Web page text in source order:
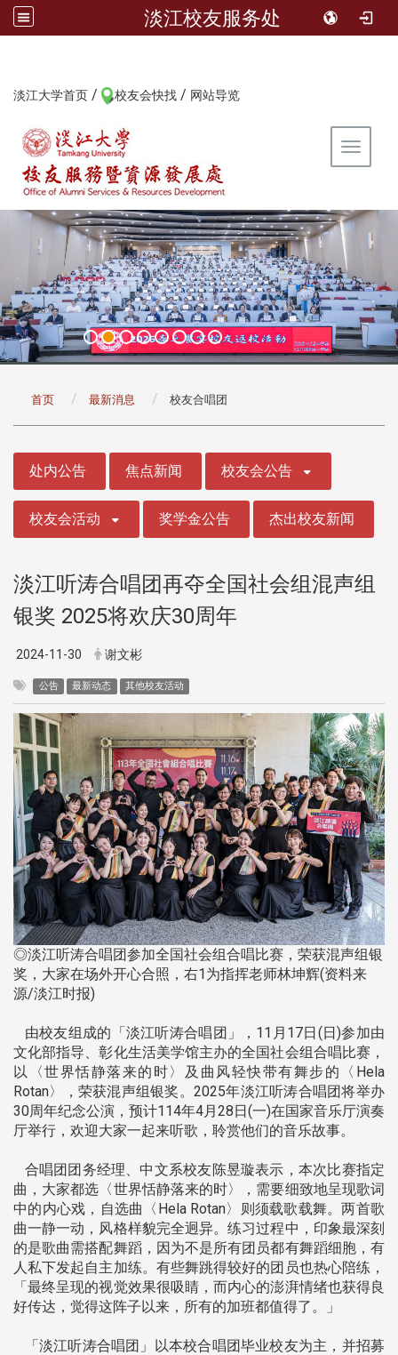
淡江校友服务处
淡江大学首页 / 校友会快找 / 网站导览
Toggle
首页 最新消息 校友合唱团
处内公告 焦点新闻 校友会公告
校友会活动 奖学金公告 杰出校友新闻
淡江听涛合唱团再夺全国社会组混声组
银奖 2025将欢庆30周年
2024-11-30 谢文彬
公告 最新动态 其他校友活动
◎淡江听涛合唱团参加全国社会组合唱比赛，荣获混声组银
奖，大家在场外开心合照，右1为指挥老师林坤辉(资料来
源/淡江时报)
由校友组成的「淡江听涛合唱团」，11月17日(日)参加由
文化部指导、彰化生活美学馆主办的全国社会组合唱比赛，
以〈世界恬静落来的时〉及曲风轻快带有舞步的〈Hela
Rotan〉，荣获混声组银奖。2025年淡江听涛合唱团将举办
30周年纪念公演，预计114年4月28日(一)在国家音乐厅演奏
厅举行，欢迎大家一起来听歌，聆赏他们的音乐故事。
合唱团团务经理、中文系校友陈昱璇表示，本次比赛指定
曲，大家都选〈世界恬静落来的时〉，需要细致地呈现歌词
中的内心戏，自选曲〈Hela Rotan〉则须载歌载舞。两首歌
曲一静一动，风格样貌完全迥异。练习过程中，印象最深刻
的是歌曲需搭配舞蹈，因为不是所有团员都有舞蹈细胞，有
人私下发起自主加练。有些舞跳得较好的团员也热心陪练，
「最终呈现的视觉效果很吸睛，而内心的澎湃情绪也获得良
好传达，觉得这阵子以来，所有的加班都值得了。」
「淡江听涛合唱团」以本校合唱团毕业校友为主，并招募